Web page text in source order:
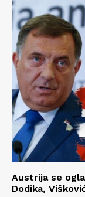
Austrija se
Dodika,